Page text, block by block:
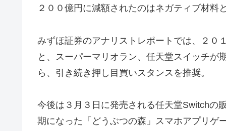
２００億円に減額されたのはネガティブ材料
みずほ証券のアナリストレポートでは、２０
と、スーパーマリオラン、任天堂スイッチが
ら、引き続き押し目買いスタンスを推奨。
今後は３月３日に発売される任天堂Switchの
期になった「どうぶつの森」スマホアプリゲ